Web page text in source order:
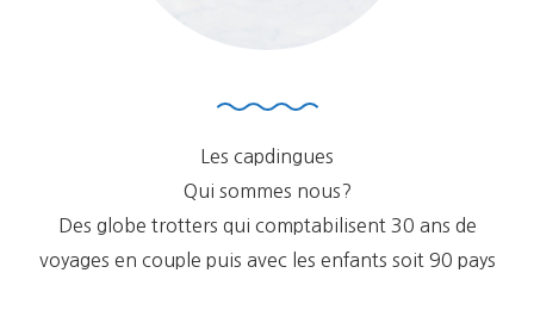
Les capdingues
Qui sommes nous?
Des globe trotters qui comptabilisent 30 ans de
voyages en couple puis avec les enfants soit 90 pays